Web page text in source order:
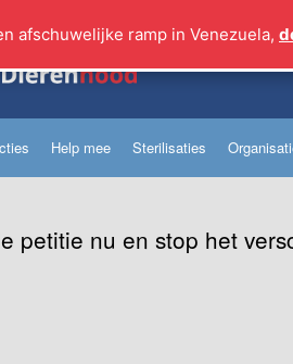
Help mee Sterilisaties
petitie nu en stop het
afschuwelijke ramp in Venezuela,